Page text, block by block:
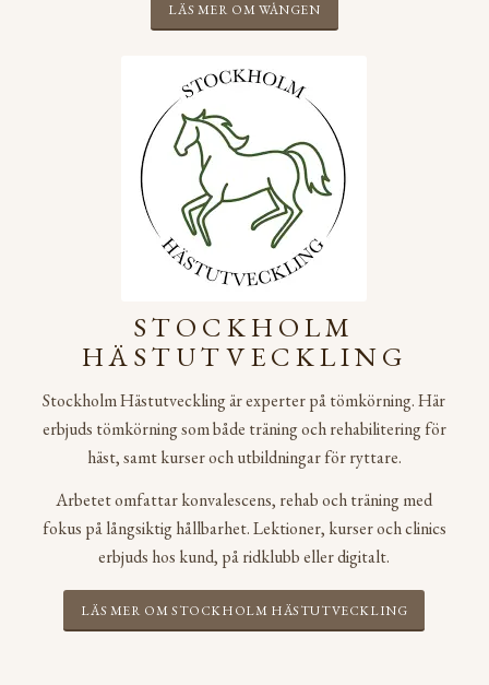
LÄS MER OM WÅNGEN
STOCKHOLM
HÄSTUTVECKLING
Stockholm Hästutveckling är experter på tömkörning. Här
erbjuds tömkörning som både träning och rehabilitering för
häst, samt kurser och utbildningar för ryttare.
Arbetet omfattar konvalescens, rehab och träning med
fokus på långsiktig hållbarhet. Lektioner, kurser och clinics
erbjuds hos kund, på ridklubb eller digitalt.
LÄS MER OM STOCKHOLM HÄSTUTVECKLING